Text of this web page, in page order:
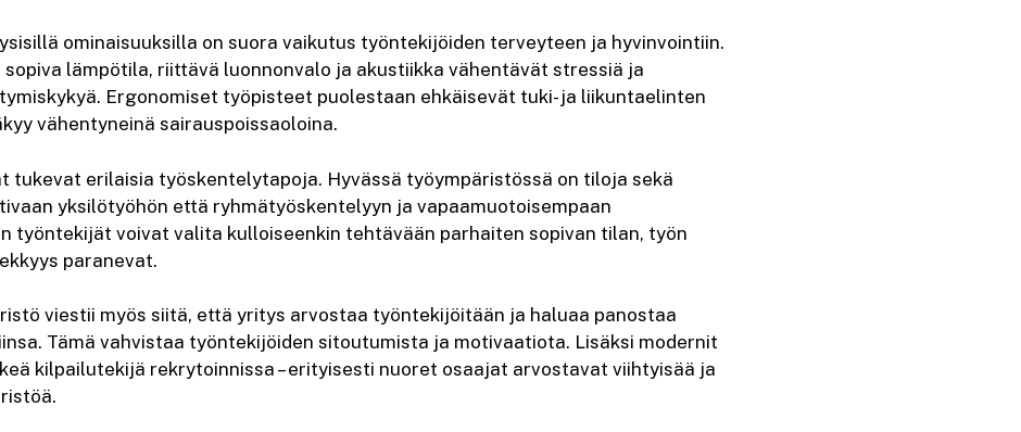
ominaisuuksilla on suora vaikutus työntekijöiden terveyteen ja hyvinvointiin.
sopiva lämpötila, riittävä luonnonvalo ja akustiikka vähentävät stressiä ja
Ergonomiset työpisteet puolestaan ehkäisevät tuki- ja liikuntaelinten
vähentyneinä sairauspoissaoloina.
tukevat erilaisia työskentelytapoja. Hyvässä työympäristössä on tiloja sekä
yksilötyöhön että ryhmätyöskentelyyn ja vapaamuotoisempaan
työntekijät voivat valita kulloiseenkin tehtävään parhaiten sopivan tilan, työn
paranevat.
viestii myös siitä, että yritys arvostaa työntekijöitään ja haluaa panostaa
Tämä vahvistaa työntekijöiden sitoutumista ja motivaatiota. Lisäksi modernit
kilpailutekijä rekrytoinnissa – erityisesti nuoret osaajat arvostavat viihtyisää ja